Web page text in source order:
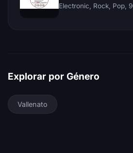
Explorar por Género
Vallenato